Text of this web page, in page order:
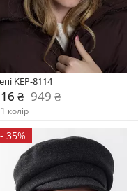
KEP-8114
₴ 949 ₴
колір
- 35%